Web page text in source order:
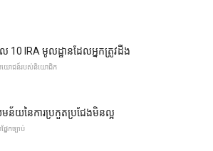
10 IRA មូលដ្ឋានដែលអ្នកត្រូវដឹង
រយោជន៍របស់និយោជិក
ន័យនៃការប្រកួតប្រជែងមិនល្អ
នែកច្បាប់